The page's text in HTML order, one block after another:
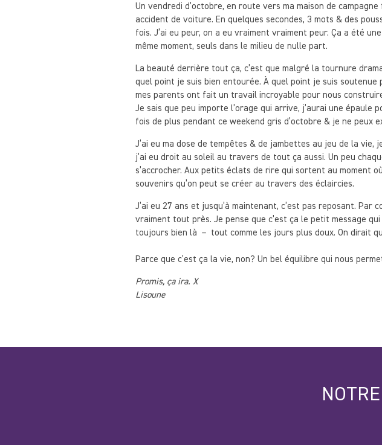
Un vendredi d’octobre, en route vers ma maison de
accident de voiture. En quelques secondes, 3 mots & des
fois. J’ai eu peur, on a eu vraiment vraiment peur. Ça a été
même moment, seuls dans le milieu de nulle part.
La beauté derrière tout ça, c’est que malgré la tournure
quel point je suis bien entourée. À quel point je suis
mes parents ont fait un travail incroyable pour nous
Je sais que peu importe l’orage qui arrive, j’aurai une épaule
fois de plus pendant ce weekend gris d’octobre & je ne peux
J’ai eu ma dose de tempêtes & de jambettes au jeu de la vie,
j’ai eu droit au soleil au travers de tout ça aussi. Un peu
s’accrocher. Aux petits éclats de rire qui sortent au moment
souvenirs qu’on peut se créer au travers des éclaircies.
J’ai eu 27 ans et jusqu’à maintenant, c’est pas reposant.
vraiment tout près. Je pense que c’est ça le petit message
toujours bien là － tout comme les jours plus doux. On dirait
Parce que c’est ça la vie, non? Un bel équilibre qui nous
Promis, ça ira. X
Lisoune